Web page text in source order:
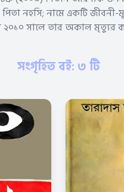
পিতা নহসি; নামে একটি
সালে তার অকাল মৃত্যুর
সংগৃহিত বই: ৩ টি